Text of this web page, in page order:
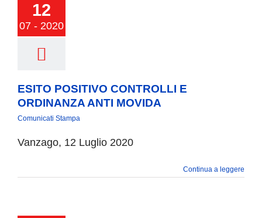
GLI UFFICI
SERVIZI E UTILITA’
VIVERE VANZAGO
COMUNICAZIONE
12
07 - 2020
ESITO POSITIVO CONTROLLI E
ORDINANZA ANTI MOVIDA
Comunicati Stampa
Vanzago, 12 Luglio 2020
Continua a leggere